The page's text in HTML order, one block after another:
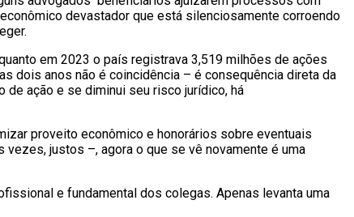
devastador que está silenciosamente corroendo
em 2023 o país registrava 3,519 milhões de ações
dois anos não é coincidência – é consequência direta da
de ação e se diminui seu risco jurídico, há
proveito econômico e honorários sobre eventuais
justos –, agora o que se vê novamente é uma
e fundamental dos colegas. Apenas levanta uma